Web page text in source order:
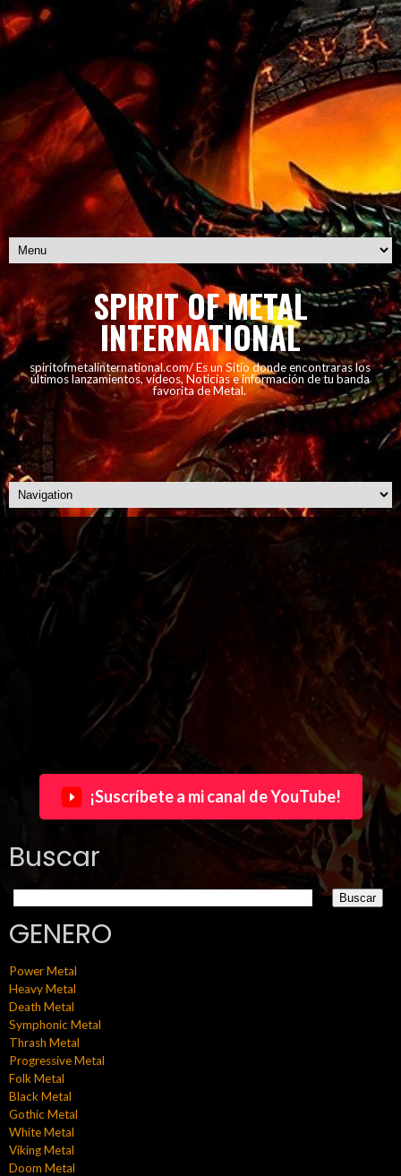
SPIRIT OF METAL
INTERNATIONAL
spiritofmetalinternational.com/ Es un Sitio donde encontraras los
últimos lanzamientos, vídeos, Noticias e información de tu banda
favorita de Metal.
¡Suscríbete a mi canal de YouTube!
Buscar
GENERO
Power Metal
Heavy Metal
Death Metal
Symphonic Metal
Thrash Metal
Progressive Metal
Folk Metal
Black Metal
Gothic Metal
White Metal
Viking Metal
Doom Metal